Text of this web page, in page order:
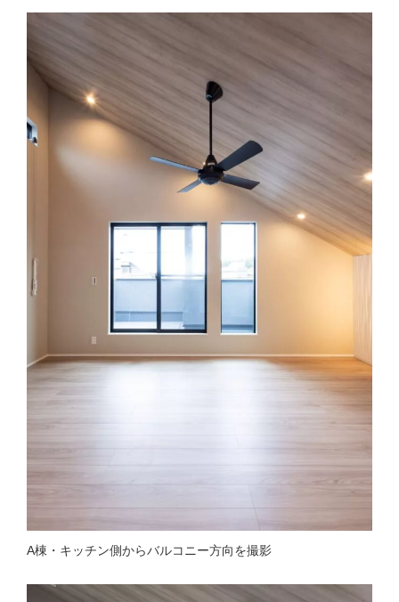
A棟・キッチン側からバルコニー方向を撮影